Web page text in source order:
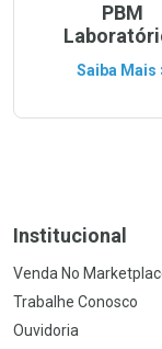
PBM
Saiba Mais
Institucional
Venda No
Trabalhe Conosco
Ouvidoria